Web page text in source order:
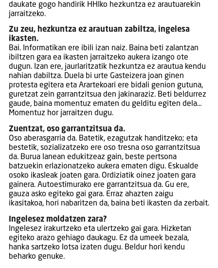
daukate gogo handirik HHIko hezkuntza ez arautuarekin
jarraitzeko.
Zu zeu, hezkuntza ez arautuan zabiltza, ingelesa
ikasten.
Bai. Informatikan ere ibili izan naiz. Baina beti zalantzan
ibiltzen gara ea ikasten jarraitzeko aukera izango ote
dugun. Izan ere, jaurlaritzatik hezkuntza ez arautua kendu
nahian dabiltza. Duela bi urte Gasteizera joan ginen
protesta egitera eta Arartekoari ere bidali genion gutuna,
guretzat zein garrantzitsua den jakinaraziz. Beti beldurrez
gaude, baina momentuz ematen du gelditu egiten dela…
Momentuz hor jarraitzen dugu.
Zuentzat, oso garrantzitsua da.
Oso aberasgarria da. Batetik, ezagutzak handitzeko; eta
bestetik, sozializatzeko ere oso tresna oso garrantzitsua
da. Burua lanean edukitzeaz gain, beste pertsona
batzuekin erlazionatzeko aukera ematen digu. Eskualde
osoko ikasleak joaten gara. Ordiziatik oinez joaten gara
gainera. Autoestimurako ere garrantzitsua da. Gu ere,
gauza asko egiteko gai gara. ­Erraz ahazten zaigu
ikasitakoa, hori nabaritzen da, baina beti ikasten da zerbait.
Ingelesez moldatzen zara?
Ingelesez irakurtzeko eta ulertzeko gai gara. Hizketan
egiteko arazo gehiago daukagu. Ez da umeek bezala,
hanka sartzeko lotsa izaten dugu. Beldur hori kendu
beharko genuke.